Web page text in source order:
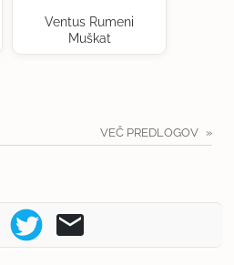
Ventus Rumeni
Muškat
VEČ PREDLOGOV